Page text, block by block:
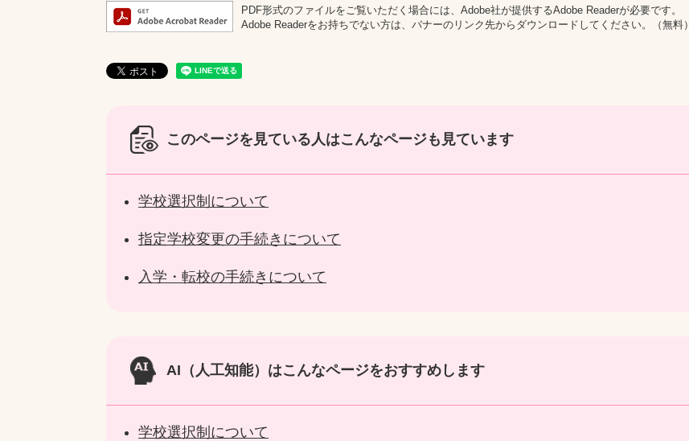
PDF形式のファイルをご覧いただく場合には、Adobe社が提供するAdobe Readerが必要です。
Adobe Readerをお持ちでない方は、バナーのリンク先からダウンロードしてください。（無料）
このページを見ている人はこんなページも見ています
学校選択制について
指定学校変更の手続きについて
入学・転校の手続きについて
AI（人工知能）はこんなページをおすすめします
学校選択制について